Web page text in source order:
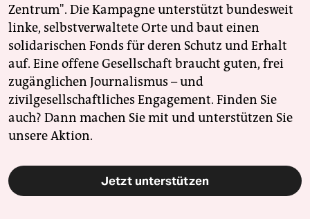
Zentrum". Die Kampagne unterstützt bundesweit
linke, selbstverwaltete Orte und baut einen
solidarischen Fonds für deren Schutz und Erhalt
auf. Eine offene Gesellschaft braucht guten, frei
zugänglichen Journalismus – und
zivilgesellschaftliches Engagement. Finden Sie
auch? Dann machen Sie mit und unterstützen Sie
unsere Aktion.
Jetzt unterstützen